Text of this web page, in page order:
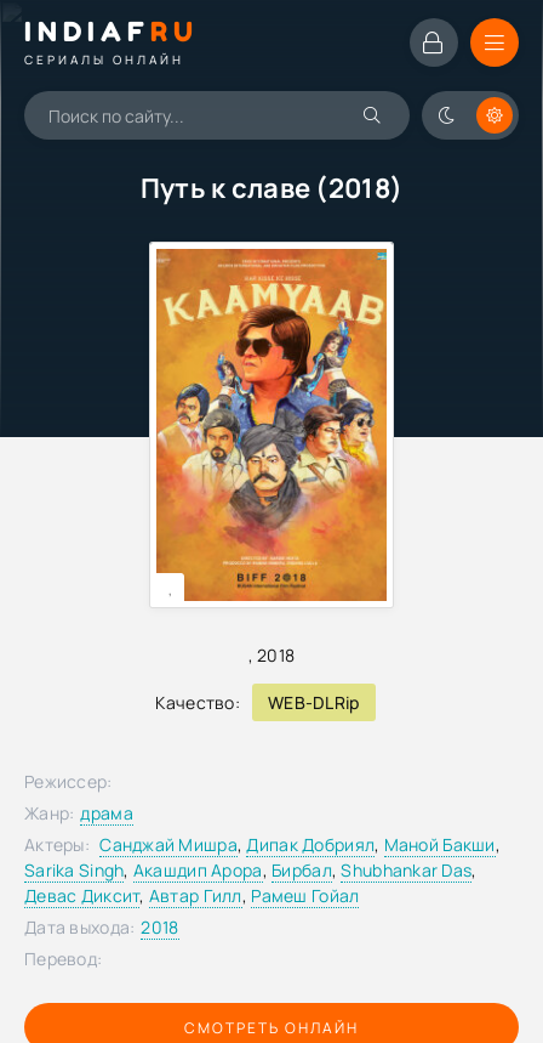
INDIAFRU
СЕРИАЛЫ ОНЛАЙН
Путь к славе (2018)
,2018
Качество: WEB-DLRip
,
СМОТРЕТЬ ОНЛАЙН
Режиссер:
Жанр: драма
Актеры: Санджай Мишра,Дипак Добриял, Маной Бакши,
Sarika Singh, Акашдип Арора, Бирбал,Shubhankar Das,
Девас Диксит, Автар Гилл, Рамеш Гойал
Дата выхода: 2018
Перевод: